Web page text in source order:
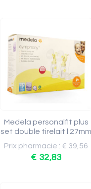
Medela personalfit plus
set double tirelait l
Prix pharmacie : € 39,56
€ 32,83